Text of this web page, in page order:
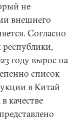
не
внешнего
Согласно
году вырос на
список
в Китай
качестве